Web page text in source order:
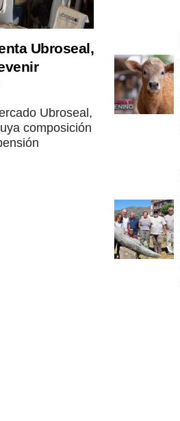
Ubroseal,
Ubroseal,
composición